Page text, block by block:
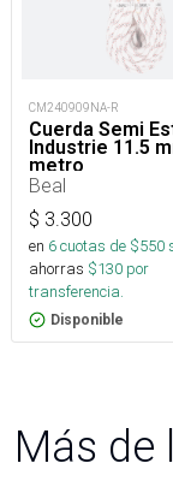
CM240909NA-R
Cuerda Semi
Industrie 11.5
metro
Beal
$ 3.300
en 6cuotas de $550
ahorras $130 por
transferencia.
Disponible
Más de